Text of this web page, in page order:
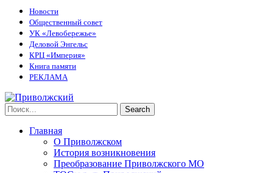
Новости
Общественный совет
УК «Левобережье»
Деловой Энгельс
КРЦ «Империя»
Книга памяти
РЕКЛАМА
Главная
О Приволжском
История возникновения
Преобразование Приволжского МО